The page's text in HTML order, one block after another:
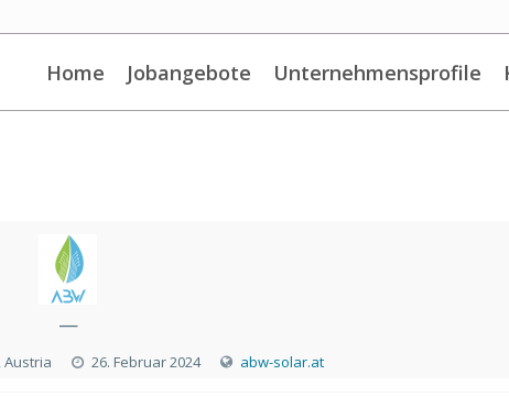
Home Jobangebote Unternehmensprofile
—
26. Februar 2024 abw-solar.at